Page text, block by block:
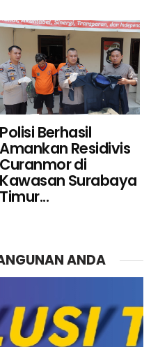
Polisi Berhasil
Amankan Residivis
Curanmor di
Kawasan Surabaya
Timur...
ANDA